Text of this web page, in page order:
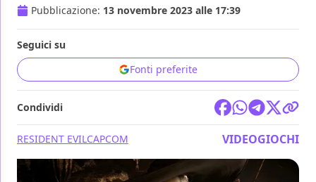
Pubblicazione: 13 novembre 2023 alle 17:39
Seguici su
Fonti preferite
Condividi
RESIDENT EVILCAPCOM VIDEOGIOCHI